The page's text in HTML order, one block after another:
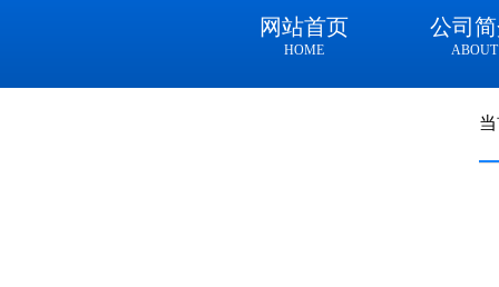
网站首页
HOME
公司
ABOUT